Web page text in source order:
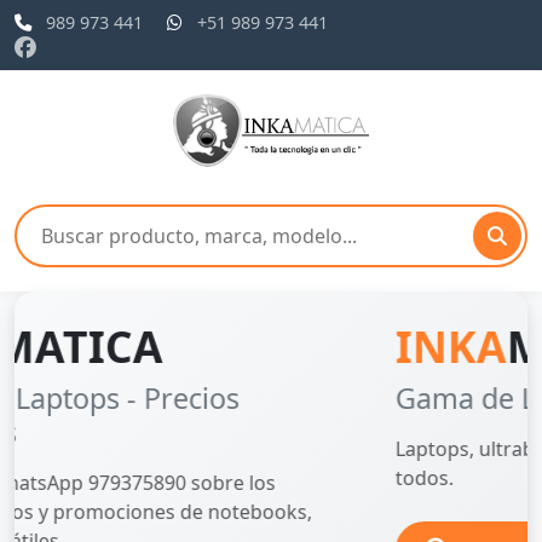
989 973 441 +51 989 973 441
INKAMATICA
Gama de Laptops
Laptops, ultrabooks, tabletas... al alcance de
todos.